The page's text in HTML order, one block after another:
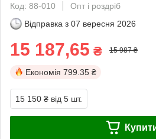
Код: 88-010
Опт і роздріб
Відправка з 07 вересня 2026
15 187,65 ₴ 15 987 ₴
Економія 799.35 ₴
15 150 ₴ від 5 шт.